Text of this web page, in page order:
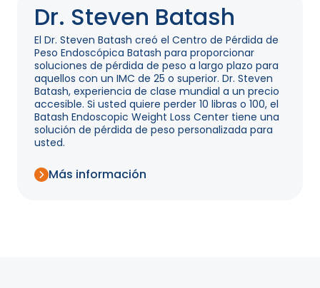
Dr. Steven Batash
El Dr. Steven Batash creó el Centro de Pérdida de
Peso Endoscópica Batash para proporcionar
soluciones de pérdida de peso a largo plazo para
aquellos con un IMC de 25 o superior. Dr. Steven
Batash, experiencia de clase mundial a un precio
accesible. Si usted quiere perder 10 libras o 100, el
Batash Endoscopic Weight Loss Center tiene una
solución de pérdida de peso personalizada para
usted.
Más información